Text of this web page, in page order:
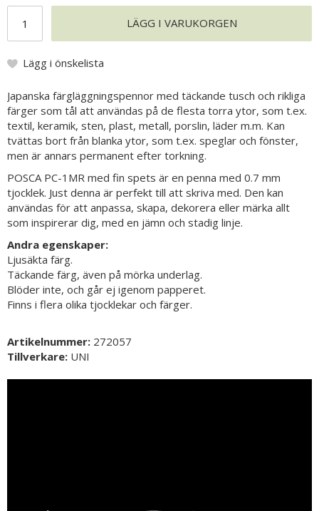
LÄGG I VARUKORGEN
Lägg i önskelista
Japanska färgläggningspennor med täckande tusch och rikliga
färger som tål att användas på de flesta torra ytor, som t.ex.
textil, keramik, sten, plast, metall, porslin, läder m.m. Kan
tvättas bort från blanka ytor, som t.ex. speglar och fönster,
men är annars permanent efter torkning.
POSCA PC-1MR med fin spets är en penna med 0.7 mm
tjocklek. Just denna är perfekt till att skriva med. Den kan
användas för att anpassa, skapa, dekorera eller märka allt
som inspirerar dig, med en jämn och stadig linje.
Andra egenskaper:
Ljusäkta färg.
Täckande färg, även på mörka underlag.
Blöder inte, och går ej igenom papperet.
Finns i flera olika tjocklekar och färger.
Artikelnummer: 272057
Tillverkare: UNI